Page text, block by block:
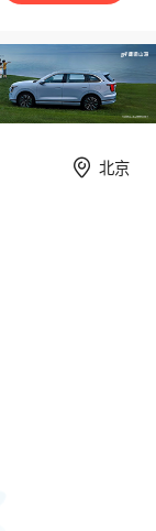
北京